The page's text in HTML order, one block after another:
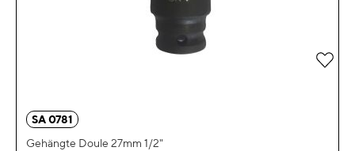
SA 0781
Gehängte Doule 27mm 1/2"
Zur